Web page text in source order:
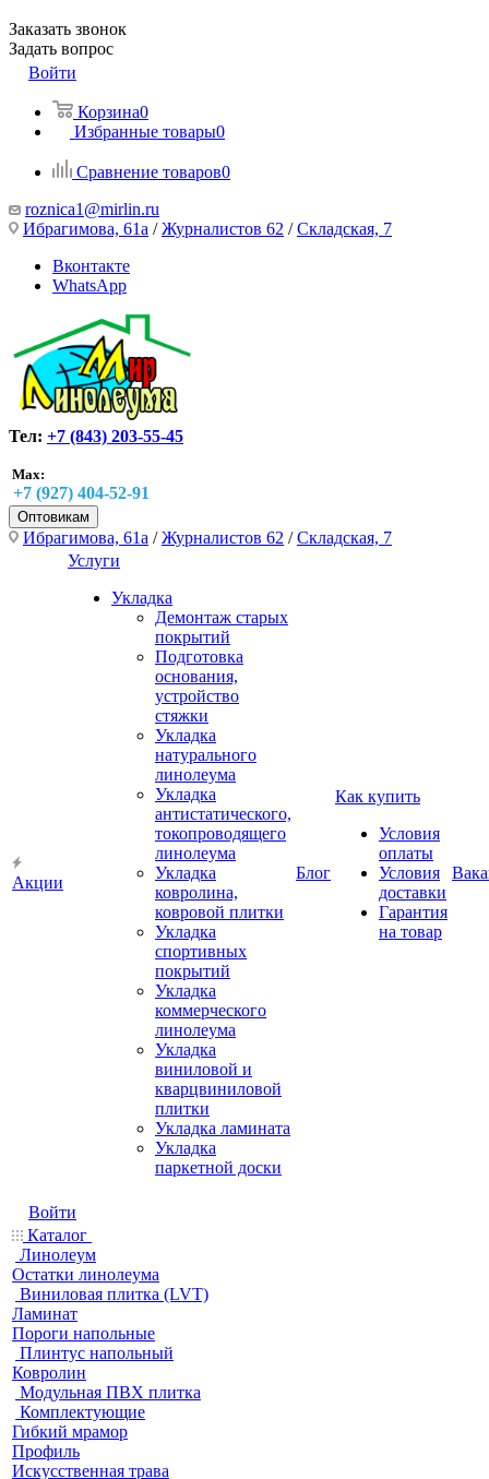
Заказать звонок
Задать вопрос
Войти
Корзина0
Избранные товары0
Сравнение товаров0
roznica1@mirlin.ru
Ибрагимова, 61а /Журналистов 62 /Складская, 7
Вконтакте
WhatsApp
Тел: +7 (843) 203-55-45
Max:
+7 (927) 404-52-91
Оптовикам
Ибрагимова, 61а /Журналистов 62 /Складская, 7
Акции
Услуги
Укладка
Демонтаж старых
покрытий
Подготовка
основания,
устройство
стяжки
Укладка
натурального
линолеума
Укладка
антистатического,
токопроводящего
линолеума
Укладка
ковролина,
ковровой плитки
Укладка
спортивных
покрытий
Укладка
коммерческого
линолеума
Укладка
виниловой и
кварцвиниловой
плитки
Укладка ламината
Укладка
паркетной доски
Блог
Как купить
Условия
оплаты
Условия
доставки
Гарантия
на товар
Войти
Каталог
Линолеум
Остатки линолеума
Виниловая плитка (LVT)
Ламинат
Пороги напольные
Плинтус напольный
Ковролин
Модульная ПВХ плитка
Комплектующие
Гибкий мрамор
Профиль
Искусственная трава